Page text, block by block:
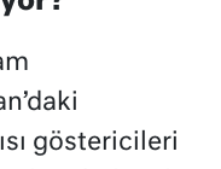
göstericileri